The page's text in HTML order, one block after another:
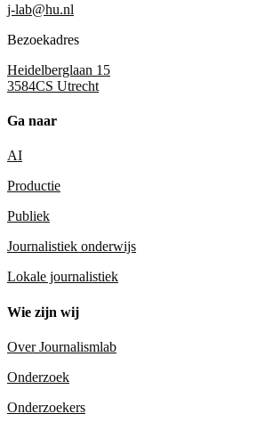
j-lab@hu.nl
Bezoekadres
Heidelberglaan 15
3584CS Utrecht
Ga naar
AI
Productie
Publiek
Journalistiek onderwijs
Lokale journalistiek
Wie zijn wij
Over Journalismlab
Onderzoek
Onderzoekers